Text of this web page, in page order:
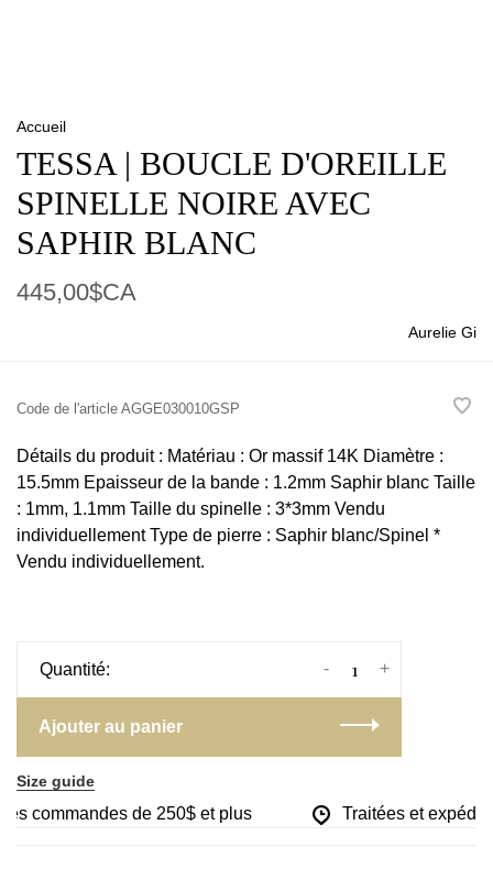
Accueil
TESSA | BOUCLE D'OREILLE
SPINELLE NOIRE AVEC
SAPHIR BLANC
445,00$CA
Aurelie Gi
Code de l'article AGGE030010GSP
Détails du produit : Matériau : Or massif 14K Diamètre :
15.5mm Epaisseur de la bande : 1.2mm Saphir blanc Taille
: 1mm, 1.1mm Taille du spinelle : 3*3mm Vendu
individuellement Type de pierre : Saphir blanc/Spinel *
Vendu individuellement.
Quantité: +
-
Ajouter au panier
Size guide
commandes de 250$ et plus Traitées et